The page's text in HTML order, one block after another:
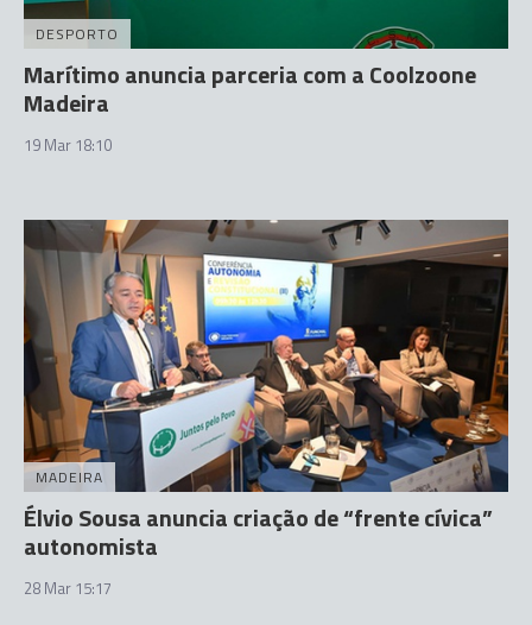
DESPORTO
Marítimo anuncia parceria com a Coolzoone
Madeira
19 Mar 18:10
MADEIRA
Élvio Sousa anuncia criação de “frente cívica”
autonomista
28 Mar 15:17